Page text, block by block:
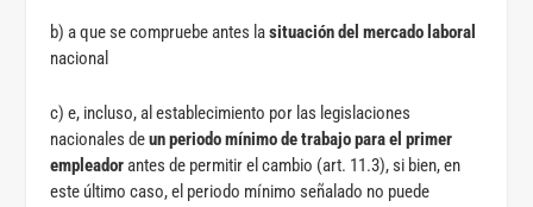
b) a que se compruebe antes lasituación del mercado laboral
nacional
c) e, incluso, al establecimiento por las legislaciones
nacionales deun periodo mínimo de trabajo para el primer
empleadorantes de permitir el cambio (art. 11.3), si bien, en
este último caso, el periodo mínimo señalado no puede